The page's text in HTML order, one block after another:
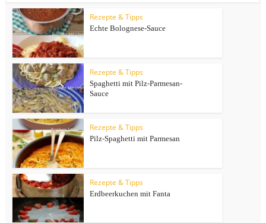
Rezepte & Tipps
Echte Bolognese-Sauce
Rezepte & Tipps
Spaghetti mit Pilz-Parmesan-
Sauce
Rezepte & Tipps
Pilz-Spaghetti mit Parmesan
Rezepte & Tipps
Erdbeerkuchen mit Fanta